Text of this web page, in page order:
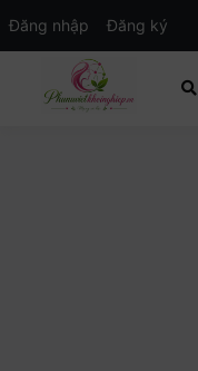
Đăng nhập Đăng ký